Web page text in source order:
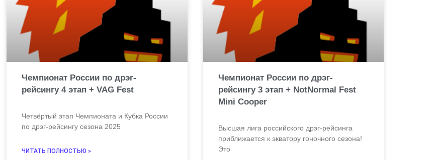
Чемпионат России по дрэг-
рейсингу 4 этап + VAG Fest
Четвёртый этап Чемпионата и Кубка России
по дрэг-рейсингу сезона 2025
ЧИТАТЬ ПОЛНОСТЬЮ »
Чемпионат России по дрэг-
рейсингу 3 этап + NotNormal Fest
Mini Cooper
Высшая лига российского дрэг-рейсинга
приближается к экватору гоночного сезона!
Это